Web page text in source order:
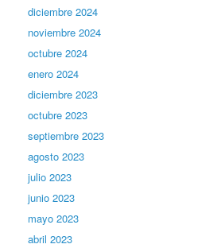
diciembre 2024
noviembre 2024
octubre 2024
enero 2024
diciembre 2023
octubre 2023
septiembre 2023
agosto 2023
julio 2023
junio 2023
mayo 2023
abril 2023